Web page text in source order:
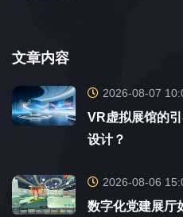
文章内容
2026-08-07
VR虚拟展馆的
设计？
2026-08-06
数字化党建展厅